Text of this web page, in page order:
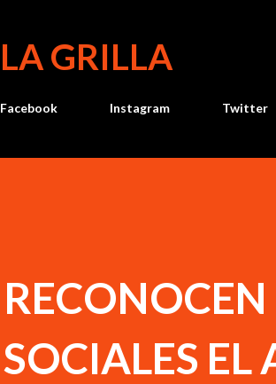
LA GRILLA
Facebook Instagram Twitter
RECONOCEN
SOCIALES EL